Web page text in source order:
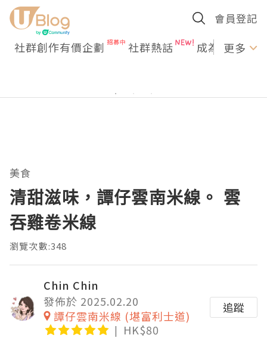
會員登記
社群創作有價企劃 社群熱話 成為U更多
美食
清甜滋味，譚仔雲南米線。 雲
吞雞卷米線
瀏覽次數:348
Chin Chin
發佈於 2025.02.20
譚仔雲南米線 (堪富利士道)
HK$80
追蹤